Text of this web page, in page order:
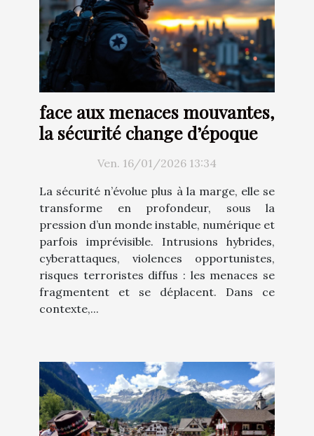
face aux menaces mouvantes,
la sécurité change d’époque
Ven. 16/01/2026 13:34
La sécurité n’évolue plus à la marge, elle se
transforme en profondeur, sous la
pression d’un monde instable, numérique et
parfois imprévisible. Intrusions hybrides,
cyberattaques, violences opportunistes,
risques terroristes diffus : les menaces se
fragmentent et se déplacent. Dans ce
contexte,...